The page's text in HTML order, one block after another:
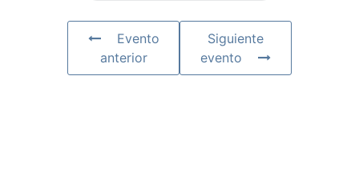
Evento
anterior
Siguiente
evento